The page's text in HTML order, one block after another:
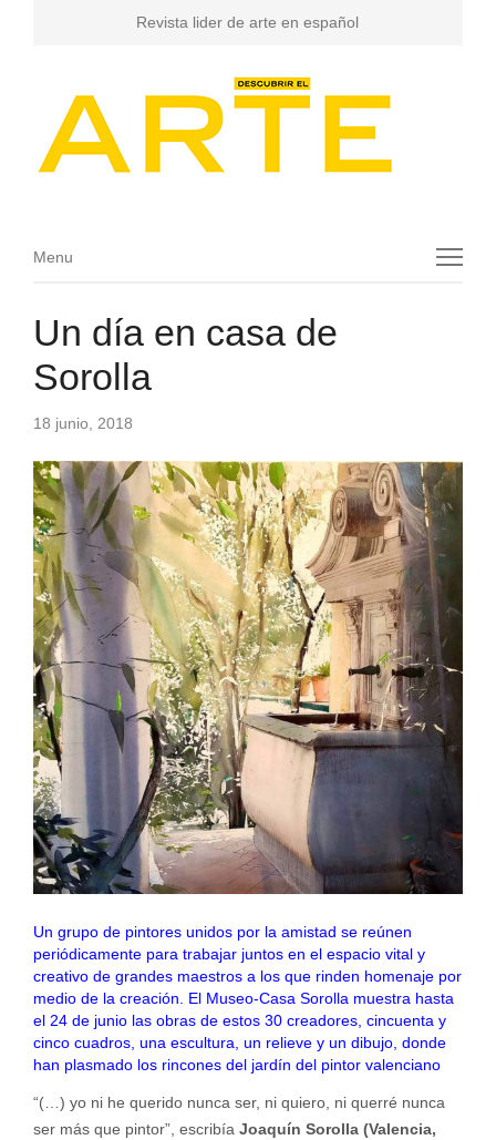
Revista lider de arte en español
Menu
Menu
Un día en casa de
Sorolla
18 junio, 2018
Un grupo de pintores unidos por la amistad se reúnen
periódicamente para trabajar juntos en el espacio vital y
creativo de grandes maestros a los que rinden homenaje por
medio de la creación. El Museo-Casa Sorolla muestra hasta
el 24 de junio las obras de estos 30 creadores, cincuenta y
cinco cuadros, una escultura, un relieve y un dibujo, donde
han plasmado los rincones del jardín del pintor valenciano
“(…) yo ni he querido nunca ser, ni quiero, ni querré nunca
ser más que pintor”, escribía Joaquín Sorolla (Valencia,